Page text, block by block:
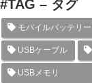
#TAG – タグ
モバイルバッテリー
USBケーブル
USBメモリ